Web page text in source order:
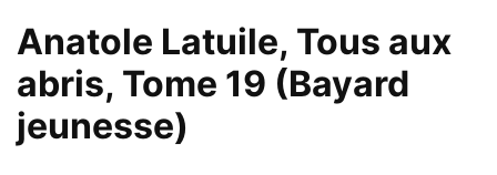
Anatole Latuile, Tous aux
abris, Tome 19 (Bayard
jeunesse)